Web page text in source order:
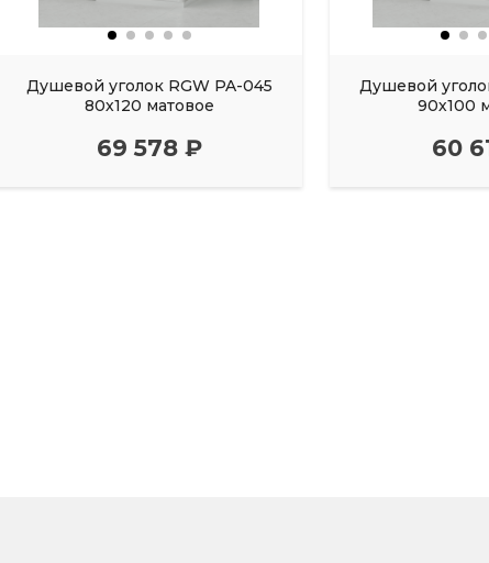
Душевой уголок RGW PA-045
80х120 матовое
69 578 ₽
Душевой
90х100
60